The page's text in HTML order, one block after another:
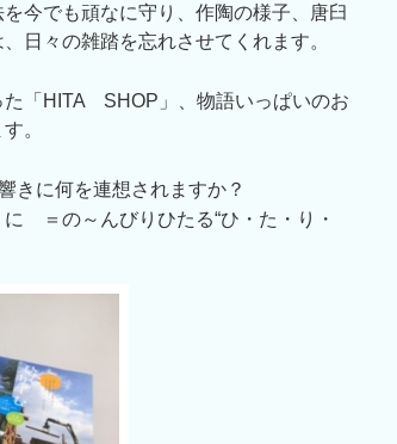
今でも頑なに守り、作陶の様子、唐臼
日々の雑踏を忘れさせてくれます。
た「HITA SHOP」、物語いっぱいのお
。
きに何を連想されますか？
＝の～んびりひたる“ひ・た・り・